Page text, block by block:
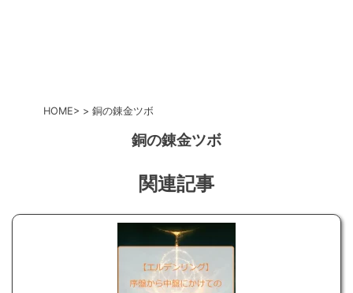
HOME 銅の錬金ツボ
銅の錬金ツボ
関連記事